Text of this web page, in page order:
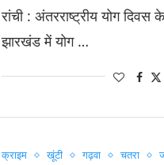
रांची : अंतरराष्ट्रीय योग
झारखंड में योग …
क्राइम खूंटी गढ़वा चतरा